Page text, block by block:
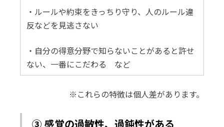
・ルールや約束をきっちり守り、人のルール違
反などを見逃さない
・自分の得意分野で知らないことがあると許せ
ない、一番にこだわる など
※これらの特徴は個人差があります。
③ 感覚の過敏性、過鈍性がある